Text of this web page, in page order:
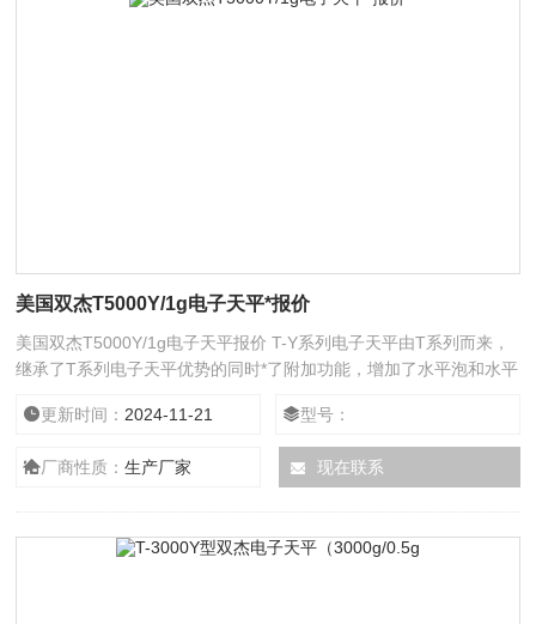
美国双杰T5000Y/1g电子天平*报价
美国双杰T5000Y/1g电子天平报价 T-Y系列电子天平由T系列而来，
继承了T系列电子天平优势的同时*了附加功能，增加了水平泡和水平
可靠性得到Z大限度保证的同时成本亦得到很好的控制，因而产品质
更新时间： 2024-11-21 型号：
厂商性质：生产厂家 现在联系